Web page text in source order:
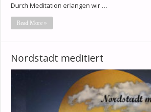
Durch Meditation erlangen wir …
Read More »
Nordstadt meditiert